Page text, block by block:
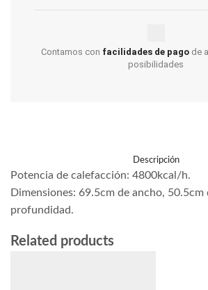
Contamos con facilidades de pagode
posibilidades
Descripción
Potencia de calefacción: 4800kcal/h.
Dimensiones: 69.5cm de ancho,
profundidad.
Related products